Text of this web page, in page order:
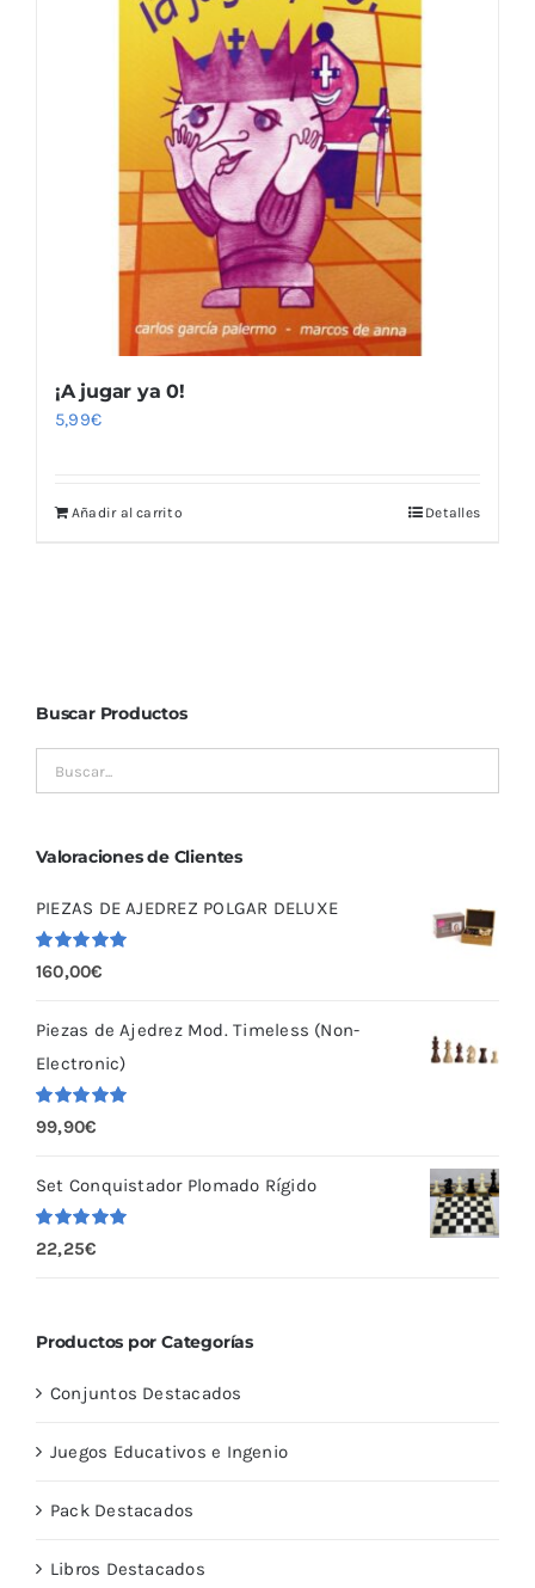
¡A jugar ya 0!
5,99€
Añadir al carrito Detalles
Buscar Productos
Valoraciones de Clientes
PIEZAS DE AJEDREZ POLGAR DELUXE
Valorado
con 5.00
160,00€
Piezas de Ajedrez Mod. Timeless (Non-
Electronic)
Valorado
con 5.00
99,90€
Set Conquistador Plomado Rígido
Valorado
con
5.00
22,25€
Productos por Categorías
Conjuntos Destacados
Juegos Educativos e Ingenio
Pack Destacados
Libros Destacados